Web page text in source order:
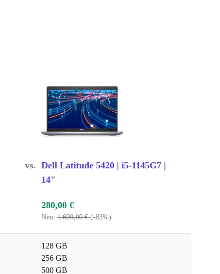
vs. Dell Latitude 5420 | i5-1145G7 |
14"
280,00 €
Neu: 1.699,00 €(-83%)
128 GB
256 GB
500 GB